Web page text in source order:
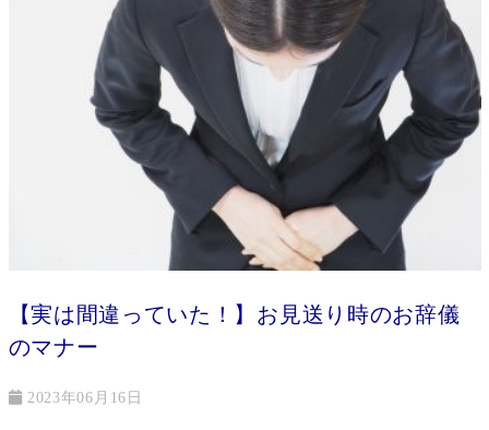
【実は間違っていた！】お見送り時のお辞儀
のマナー
2023年06月16日